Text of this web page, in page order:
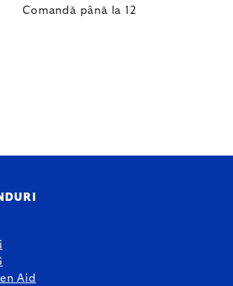
Comandă până la 12
Aid